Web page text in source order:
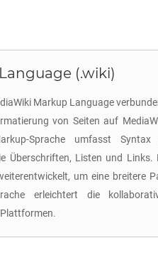
(.wiki)
Markup Language
von Seiten auf
Sprache umfasst
Überschriften, Listen und Links.
um eine breitere
erleichtert die